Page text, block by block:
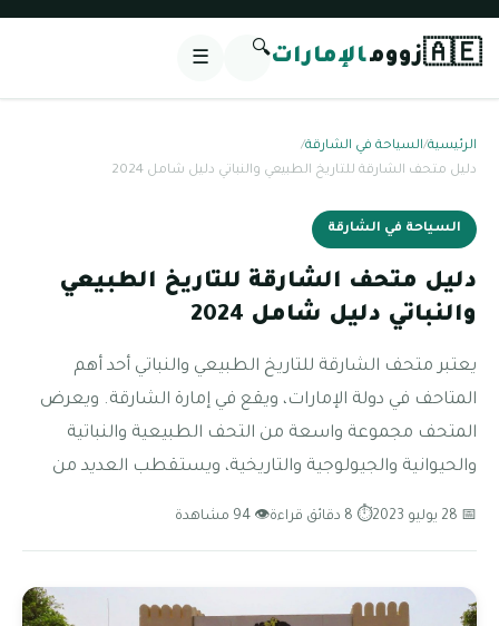
🇦🇪زوومالإمارات🔍
☰
الرئيسية/السياحة في الشارقة/
دليل متحف الشارقة للتاريخ الطبيعي والنباتي دليل شامل 2024
السياحة في الشارقة
دليل متحف الشارقة للتاريخ الطبيعي
والنباتي دليل شامل 2024
يعتبر متحف الشارقة للتاريخ الطبيعي والنباتي أحد أهم
المتاحف في دولة الإمارات، ويقع في إمارة الشارقة. ويعرض
المتحف مجموعة واسعة من التحف الطبيعية والنباتية
والحيوانية والجيولوجية والتاريخية، ويستقطب العديد من
📅 28 يوليو 2023 ⏱ 8 دقائق قراءة 👁 94 مشاهدة